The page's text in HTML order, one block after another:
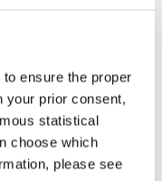
ensure the proper
your prior consent,
statistical
choose which
please see